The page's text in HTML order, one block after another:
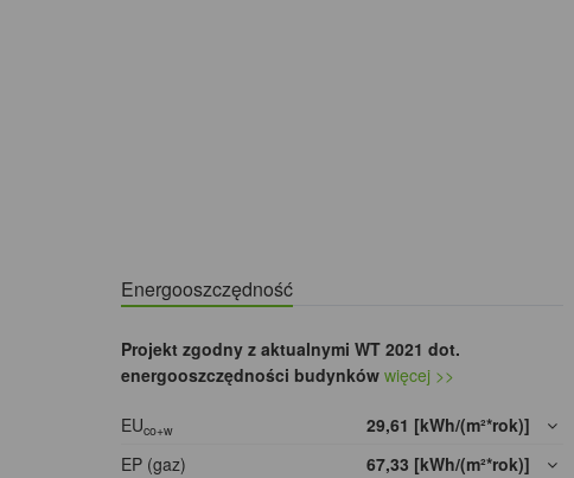
Energooszczędność
Projekt zgodny z aktualnymi WT 2021 dot.
energooszczędności budynków więcej >>
EUco+w
29,61 [kWh/(m²*rok)]
EP (gaz)
67,33 [kWh/(m²*rok)]